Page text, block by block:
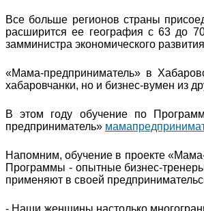
Все больше регионов страны
расширится ее география с 63 до
замминистра экономического
«Мама-предприниматель» в
хабаровчанки, но и бизнес-вумен из
В этом году обучение по
предприниматель»
Напомним, обучение в проекте
Программы - опытные бизнес-
применяют в своей
- Наши женщины настолько